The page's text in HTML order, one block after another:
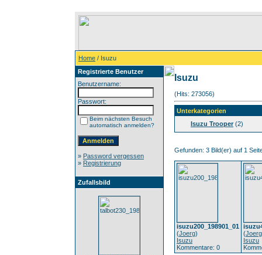
Home / Isuzu
Registrierte Benutzer
Benutzername:
Passwort:
Beim nächsten Besuch
automatisch anmelden?
» Password vergessen
» Registrierung
Zufallsbild
Isuzu
(Hits: 273056)
Unterkategorien
Isuzu Trooper(2)
Gefunden: 3 Bild(er) auf 1
isuzu200_198901_01
(Joerg)
Isuzu
Kommentare: 0
(Joerg
Isuzu